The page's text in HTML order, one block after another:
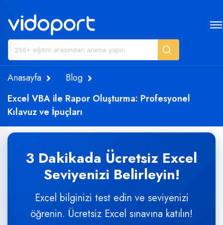
Anasayfa
Blog
Excel VBA ile Rapor Oluşturma: Profesyonel
Kılavuz ve İpuçları
3 Dakikada Ücretsiz Excel
Seviyenizi Belirleyin!
Excel bilginizi test edin ve seviyenizi
öğrenin. Ücretsiz Excel sınavına katılın!